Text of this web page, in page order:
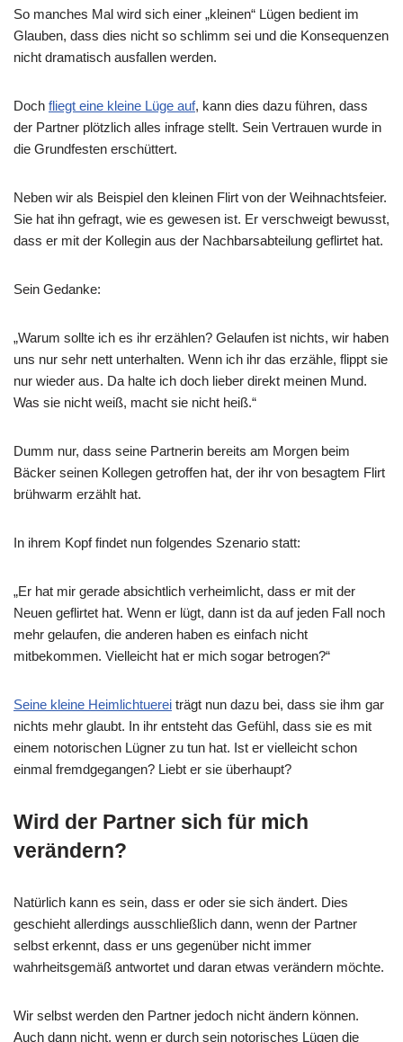
So manches Mal wird sich einer „kleinen“ Lügen bedient im
Glauben, dass dies nicht so schlimm sei und die Konsequenzen
nicht dramatisch ausfallen werden.
Doch fliegt eine kleine Lüge auf, kann dies dazu führen, dass
der Partner plötzlich alles infrage stellt. Sein Vertrauen wurde in
die Grundfesten erschüttert.
Neben wir als Beispiel den kleinen Flirt von der Weihnachtsfeier.
Sie hat ihn gefragt, wie es gewesen ist. Er verschweigt bewusst,
dass er mit der Kollegin aus der Nachbarsabteilung geflirtet hat.
Sein Gedanke:
„Warum sollte ich es ihr erzählen? Gelaufen ist nichts, wir haben
uns nur sehr nett unterhalten. Wenn ich ihr das erzähle, flippt sie
nur wieder aus. Da halte ich doch lieber direkt meinen Mund.
Was sie nicht weiß, macht sie nicht heiß.“
Dumm nur, dass seine Partnerin bereits am Morgen beim
Bäcker seinen Kollegen getroffen hat, der ihr von besagtem Flirt
brühwarm erzählt hat.
In ihrem Kopf findet nun folgendes Szenario statt:
„Er hat mir gerade absichtlich verheimlicht, dass er mit der
Neuen geflirtet hat. Wenn er lügt, dann ist da auf jeden Fall noch
mehr gelaufen, die anderen haben es einfach nicht
mitbekommen. Vielleicht hat er mich sogar betrogen?“
Seine kleine Heimlichtuerei trägt nun dazu bei, dass sie ihm gar
nichts mehr glaubt. In ihr entsteht das Gefühl, dass sie es mit
einem notorischen Lügner zu tun hat. Ist er vielleicht schon
einmal fremdgegangen? Liebt er sie überhaupt?
Wird der Partner sich für mich
verändern?
Natürlich kann es sein, dass er oder sie sich ändert. Dies
geschieht allerdings ausschließlich dann, wenn der Partner
selbst erkennt, dass er uns gegenüber nicht immer
wahrheitsgemäß antwortet und daran etwas verändern möchte.
Wir selbst werden den Partner jedoch nicht ändern können.
Auch dann nicht, wenn er durch sein notorisches Lügen die